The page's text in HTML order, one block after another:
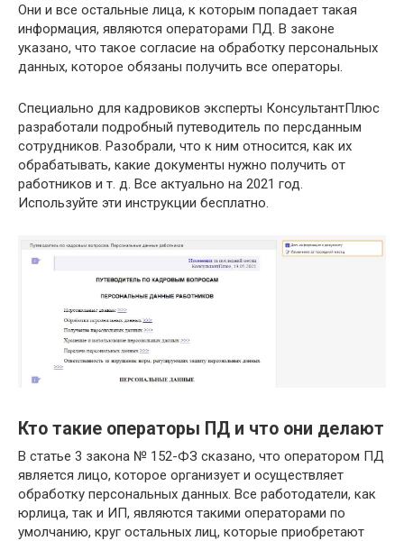
Они и все остальные лица, к которым попадает такая
информация, являются операторами ПД. В законе
указано, что такое согласие на обработку персональных
данных, которое обязаны получить все операторы.
Специально для кадровиков эксперты КонсультантПлюс
разработали подробный путеводитель по персданным
сотрудников. Разобрали, что к ним относится, как их
обрабатывать, какие документы нужно получить от
работников и т. д. Все актуально на 2021 год.
Используйте эти инструкции бесплатно.
Кто такие операторы ПД и что они делают
В статье 3 закона № 152-ФЗ сказано, что оператором ПД
является лицо, которое организует и осуществляет
обработку персональных данных. Все работодатели, как
юрлица, так и ИП, являются такими операторами по
умолчанию, круг остальных лиц, которые приобретают